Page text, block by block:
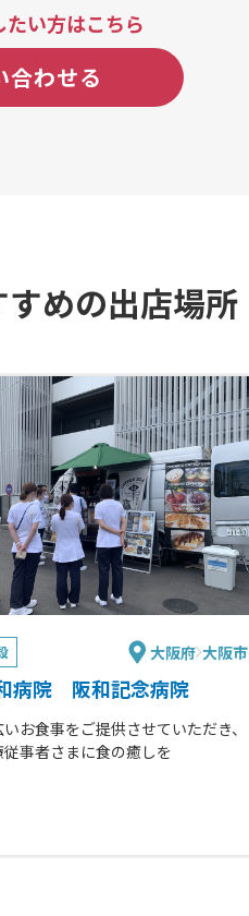
い方はこちら
合わせる
めの出店場所
大阪府 大阪市
病院 阪和記念病院
いお食事をご提供させていただき、
従事者さまに食の癒しを